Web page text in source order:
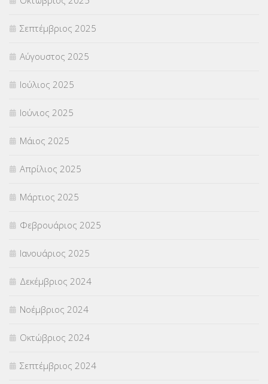
Σεπτέμβριος 2025
Αύγουστος 2025
Ιούλιος 2025
Ιούνιος 2025
Μάιος 2025
Απρίλιος 2025
Μάρτιος 2025
Φεβρουάριος 2025
Ιανουάριος 2025
Δεκέμβριος 2024
Νοέμβριος 2024
Οκτώβριος 2024
Σεπτέμβριος 2024